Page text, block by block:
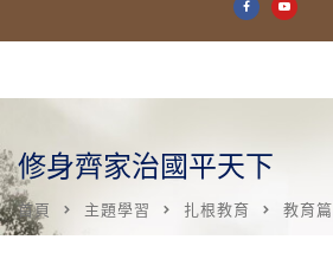
修身齊家治國平天下
首頁 主題學習 扎根教育 教育篇